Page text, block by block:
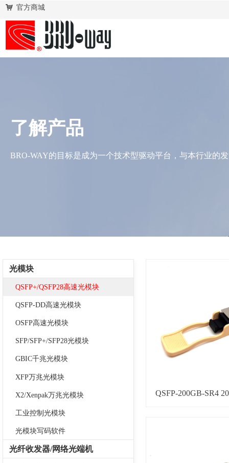
낙 官方商城
QSFP-200GB-SR4
了解产品
BRO-WAY的目标是成为一个技术型驱动平台，与本行业的
光模块
QSFP+/QSFP28高速光模块
QSFP-DD高速光模块
OSFP高速光模块
SFP/SFP+/SFP28光模块
GBIC千兆光模块
XFP万兆光模块
X2/Xenpak万兆光模块
工业控制光模块
光模块写码软件
光纤收发器/网络光端机